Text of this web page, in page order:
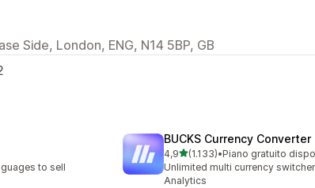
Side, London, ENG, N14 5BP, GB
to sell
BUCKS Currency Converter
4,9stelle su 5
(1.133)
1133 recensioni totali
•Piano gratuito
Unlimited multi currency
Analytics